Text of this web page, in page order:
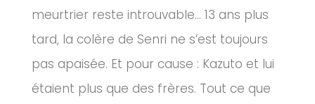
meurtrier reste introuvable… 13 ans plus
tard, la colère de Senri ne s’est toujours
pas apaisée. Et pour cause : Kazuto et lui
étaient plus que des frères. Tout ce que